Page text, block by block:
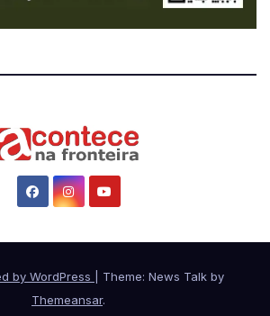
by WordPress
Theme: News Talk by
Themeansar.